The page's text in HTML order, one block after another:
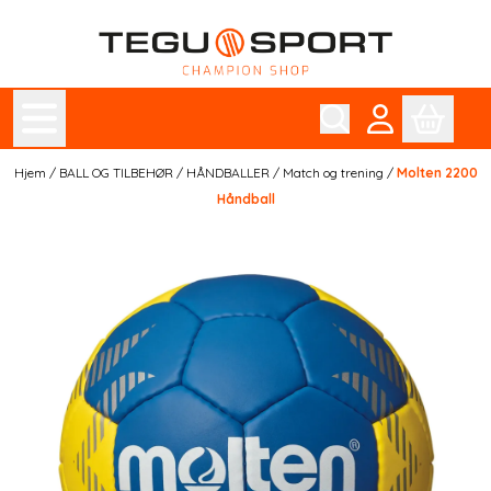
Hopp til innhold
Hjem / BALL OG TILBEHØR / HÅNDBALLER / Match og trening / Molten 2200
Håndball